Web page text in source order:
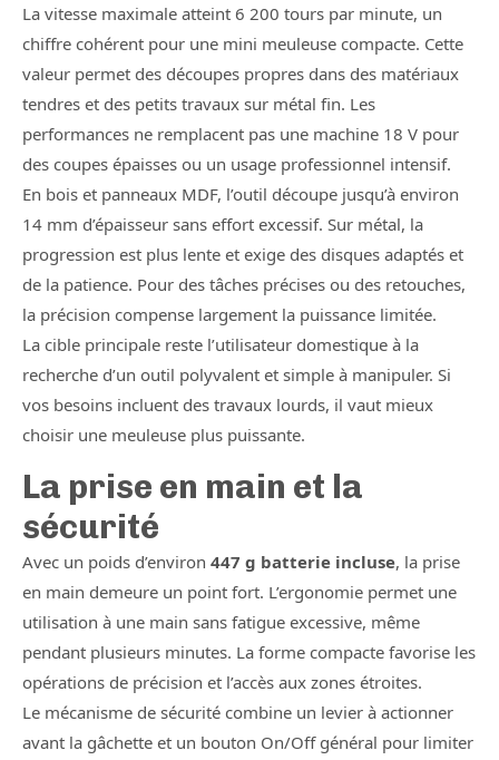
La vitesse maximale atteint 6 200 tours par minute, un
chiffre cohérent pour une mini meuleuse compacte. Cette
valeur permet des découpes propres dans des matériaux
tendres et des petits travaux sur métal fin. Les
performances ne remplacent pas une machine 18 V pour
des coupes épaisses ou un usage professionnel intensif.
En bois et panneaux MDF, l’outil découpe jusqu’à environ
14 mm d’épaisseur sans effort excessif. Sur métal, la
progression est plus lente et exige des disques adaptés et
de la patience. Pour des tâches précises ou des retouches,
la précision compense largement la puissance limitée.
La cible principale reste l’utilisateur domestique à la
recherche d’un outil polyvalent et simple à manipuler. Si
vos besoins incluent des travaux lourds, il vaut mieux
choisir une meuleuse plus puissante.
La prise en main et la
sécurité
Avec un poids d’environ 447 g batterie incluse, la prise
en main demeure un point fort. L’ergonomie permet une
utilisation à une main sans fatigue excessive, même
pendant plusieurs minutes. La forme compacte favorise les
opérations de précision et l’accès aux zones étroites.
Le mécanisme de sécurité combine un levier à actionner
avant la gâchette et un bouton On/Off général pour limiter